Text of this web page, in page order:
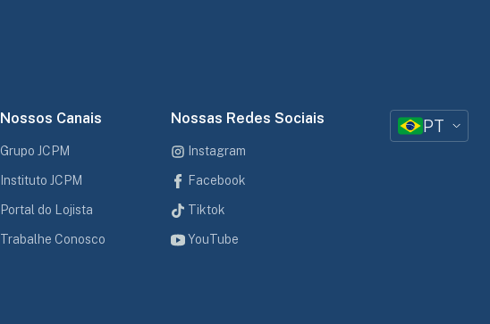
Nossos Canais
Grupo JCPM
Instituto JCPM
Portal do Lojista
Trabalhe Conosco
Nossas Redes Sociais
Instagram
Facebook
Tiktok
YouTube
PT